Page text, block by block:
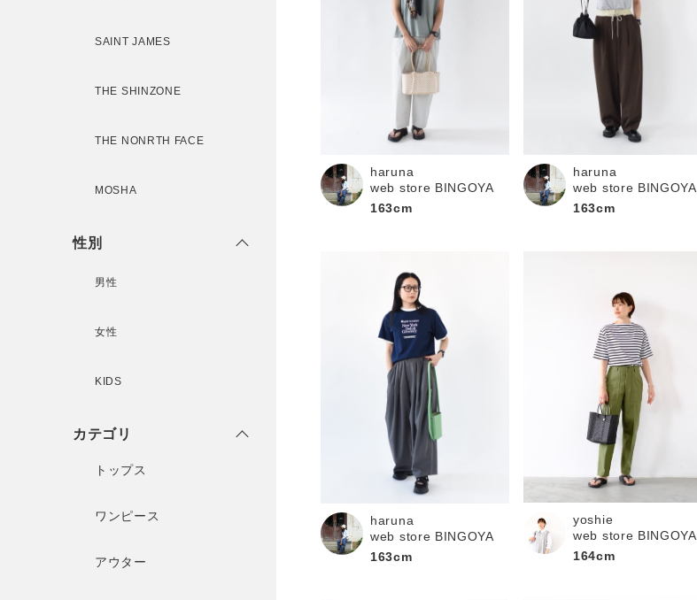
お知らせ
ご利用ガイド
ギフトラッピング
お問い合わせ
この条件で絞り込む
SAINT JAMES
THE SHINZONE
THE NONRTH FACE
MOSHA
性別
男性
女性
KIDS
カテゴリ
トップス
ワンピース
アウター
haruna
web store BINGOYA
163cm
haruna
web store BINGOYA
163cm
haruna
web store BINGOYA
163cm
yoshie
web store BINGOYA
164cm